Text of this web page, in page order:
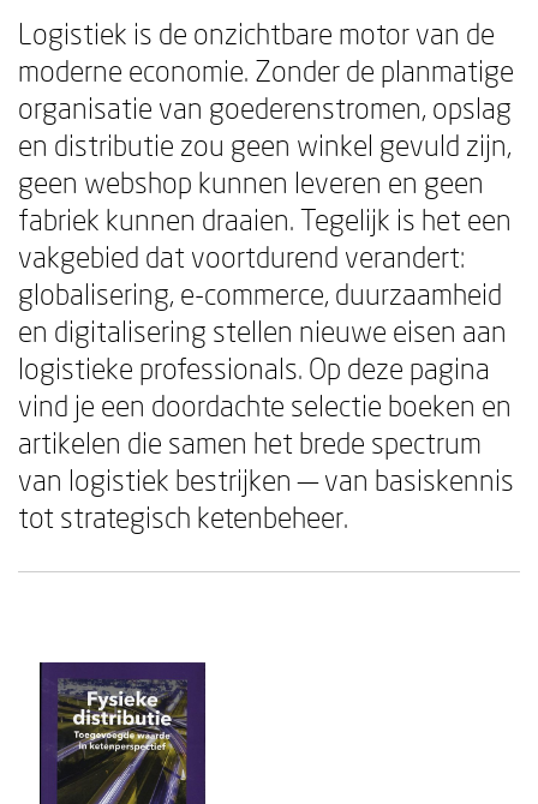
Logistiek is de onzichtbare motor van de
moderne economie. Zonder de planmatige
organisatie van goederenstromen, opslag
en distributie zou geen winkel gevuld zijn,
geen webshop kunnen leveren en geen
fabriek kunnen draaien. Tegelijk is het een
vakgebied dat voortdurend verandert:
globalisering, e-commerce, duurzaamheid
en digitalisering stellen nieuwe eisen aan
logistieke professionals. Op deze pagina
vind je een doordachte selectie boeken en
artikelen die samen het brede spectrum
van logistiek bestrijken — van basiskennis
tot strategisch ketenbeheer.